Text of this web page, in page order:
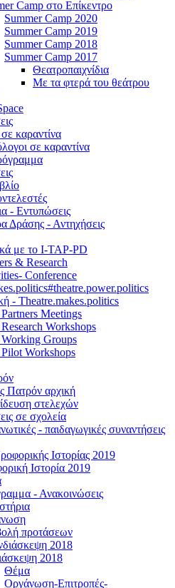
Camp στο Επίκεντρο
Summer Camp 2020
Summer Camp 2019
Summer Camp 2018
Summer Camp 2017
Θεατροπαιχνίδια
Με τα φτερά του θεάτρου
καραντίνα
σε καραντίνα
- Εντυπώσεις
Δράσης - Αντηχήσεις
με το I-TAP-PD
& Research
Conference
- Theatre.makes.politics
Meetings
Workshops
Groups
Workshops
Πατρόν αρχική
στελεχών
σε σχολεία
- παιδαγωγικές συναντήσεις
Ιστορίας 2019
Ιστορία 2019
- Ανακοινώσεις
προτάσεων
2018
2018
Θέμα
Οργάνωση-Επιτροπές-